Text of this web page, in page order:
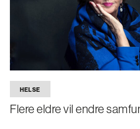
HELSE
Flere eldre vil endre